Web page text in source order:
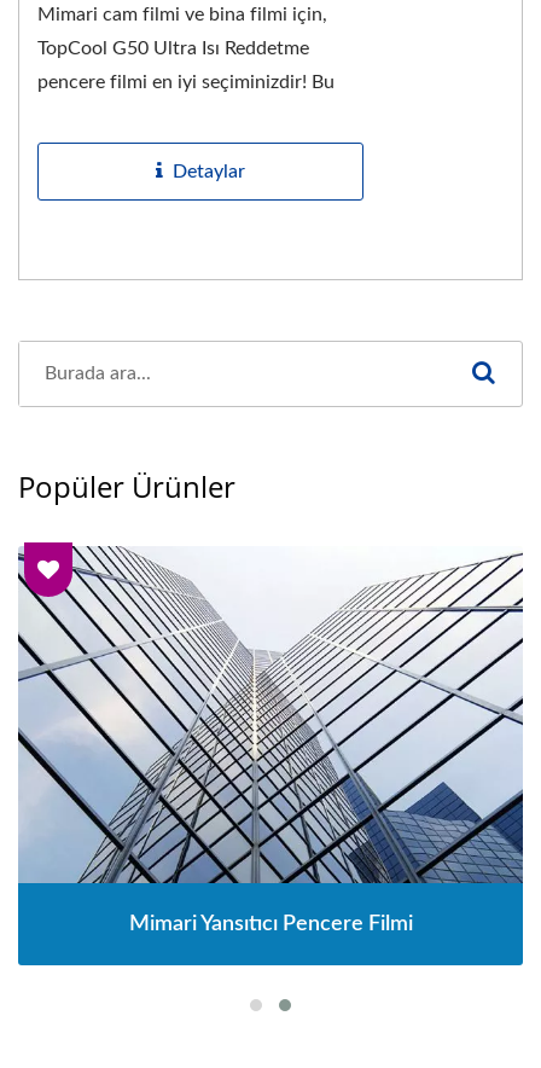
Mimari cam filmi ve bina filmi için,
TopCool G50 Ultra Isı Reddetme
pencere filmi en iyi seçiminizdir! Bu
patentli...
Detaylar
Popüler Ürünler
Mimari Yansıtıcı Pencere Filmi